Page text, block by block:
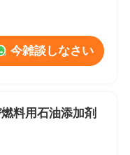
今雑談しなさい
料用石油添加剤